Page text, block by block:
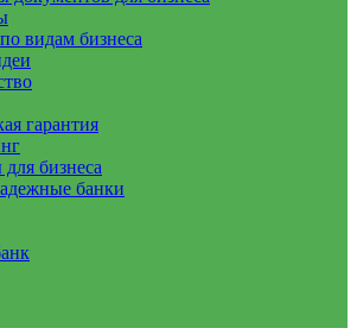
видам бизнеса
гарантия
бизнеса
банки